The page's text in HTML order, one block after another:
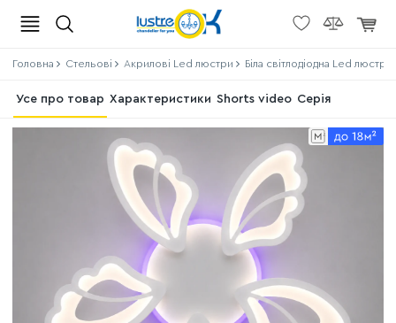
Головна Стельові Акрилові Led люстри Біла світлодіодна Led
Усе про товар Характеристики Shorts video Серія